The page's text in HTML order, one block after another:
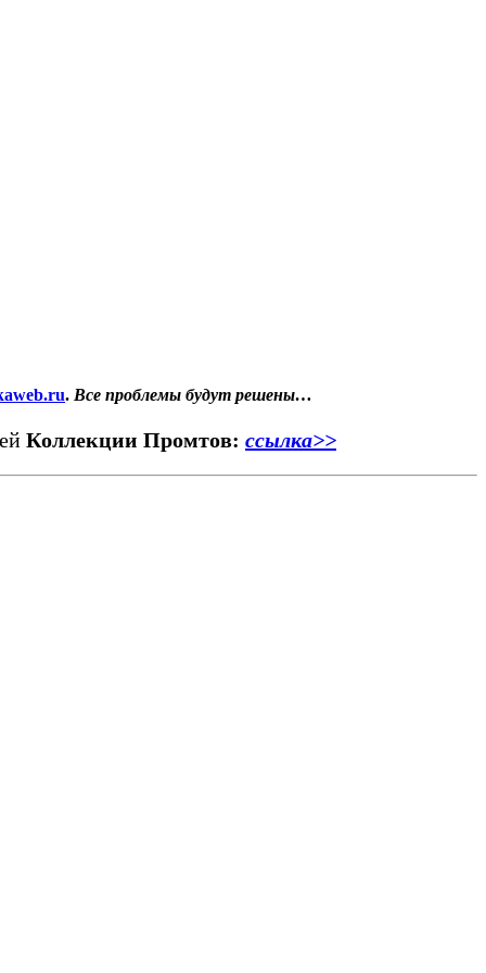
. Все проблемы будут решены…
Коллекции Промтов: ссылка>>